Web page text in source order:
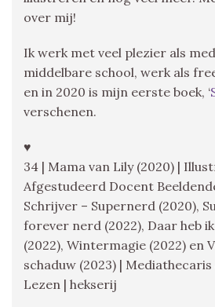
over mij!
Ik werk met veel plezier als
middelbare school, werk als
en in 2020 is mijn eerste boek, ‘
verschenen.
♥
34 | Mama van Lily (2020) |
Afgestudeerd Docent
Schrijver – Supernerd (2020),
forever nerd (2022), Daar heb
(2022), Wintermagie (2022) en
schaduw (2023) |
Lezen | hekserij